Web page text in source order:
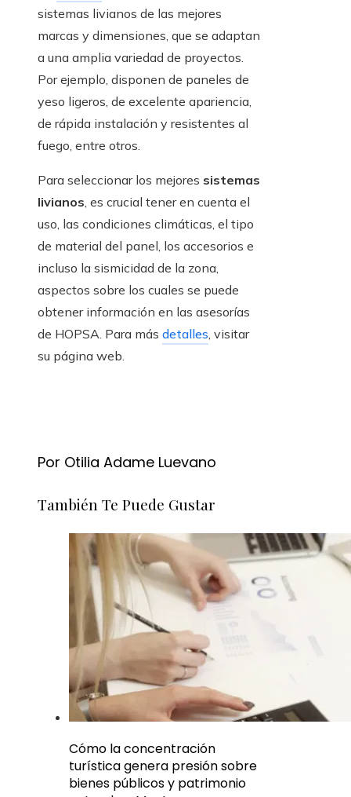
sistemas livianos de las mejores
marcas y dimensiones, que se adaptan
a una amplia variedad de proyectos.
Por ejemplo, disponen de paneles de
yeso ligeros, de excelente apariencia,
de rápida instalación y resistentes al
fuego, entre otros.
Para seleccionar los mejores sistemas
livianos , es crucial tener en cuenta el
uso, las condiciones climáticas, el tipo
de material del panel, los accesorios e
incluso la sismicidad de la zona,
aspectos sobre los cuales se puede
obtener información en las asesorías
de HOPSA. Para más detalles , visitar
su página web.
Por Otilia Adame Luevano
También Te Puede Gustar
Cómo la concentración
turística genera presión sobre
bienes públicos y patrimonio